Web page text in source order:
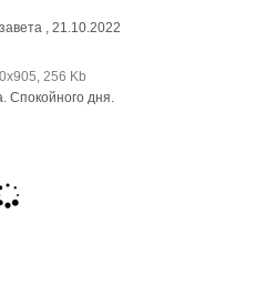
, 21.10.2022
256 Kb